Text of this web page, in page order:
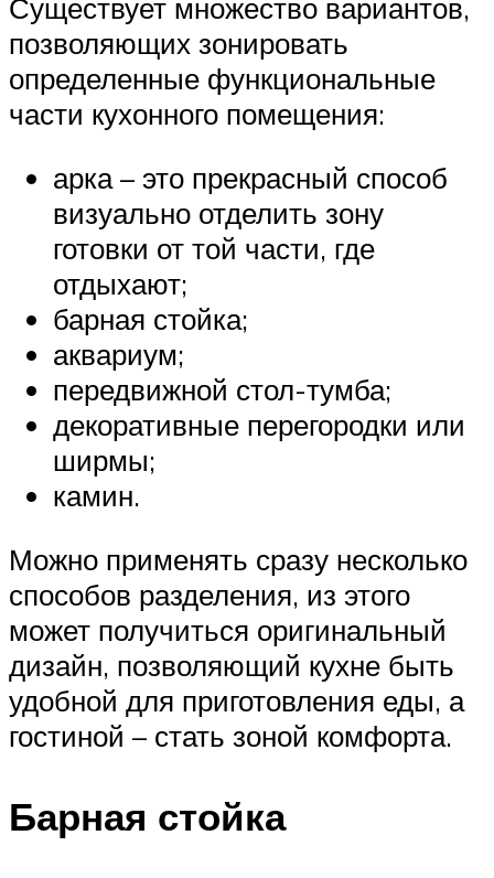
Существует множество вариантов,
позволяющих зонировать
определенные функциональные
части кухонного помещения:
арка – это прекрасный способ
визуально отделить зону
готовки от той части, где
отдыхают;
барная стойка;
аквариум;
передвижной стол-тумба;
декоративные перегородки или
ширмы;
камин.
Можно применять сразу несколько
способов разделения, из этого
может получиться оригинальный
дизайн, позволяющий кухне быть
удобной для приготовления еды, а
гостиной – стать зоной комфорта.
Барная стойка